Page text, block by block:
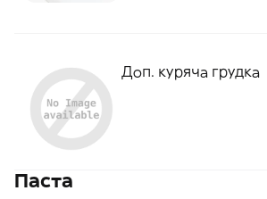
Доп. куряча грудка
Паста